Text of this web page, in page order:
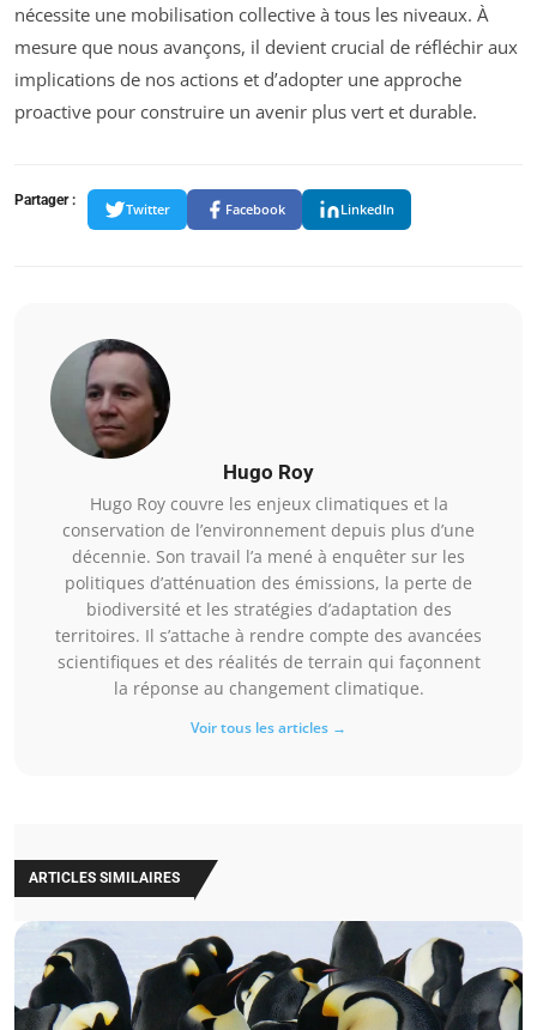
nécessite une mobilisation collective à tous les niveaux. À
mesure que nous avançons, il devient crucial de réfléchir aux
implications de nos actions et d’adopter une approche
proactive pour construire un avenir plus vert et durable.
Partager :
Twitter Facebook LinkedIn
Hugo Roy
Hugo Roy couvre les enjeux climatiques et la
conservation de l’environnement depuis plus d’une
décennie. Son travail l’a mené à enquêter sur les
politiques d’atténuation des émissions, la perte de
biodiversité et les stratégies d’adaptation des
territoires. Il s’attache à rendre compte des avancées
scientifiques et des réalités de terrain qui façonnent
la réponse au changement climatique.
Voir tous les articles →
ARTICLES SIMILAIRES